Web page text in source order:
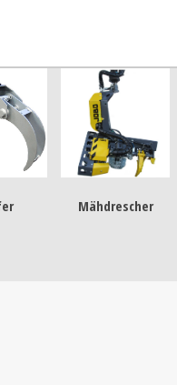
Mähdrescher